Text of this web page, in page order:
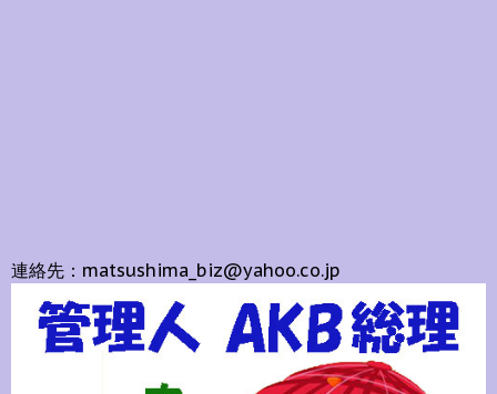
連絡先：matsushima_biz@yahoo.co.jp